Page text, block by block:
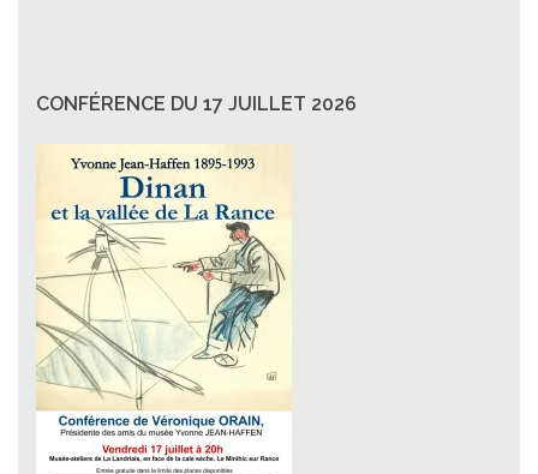
CONFÉRENCE DU 17 JUILLET 2026